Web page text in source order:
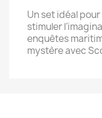
Un set idéal
stimuler
enquêtes
mystère avec